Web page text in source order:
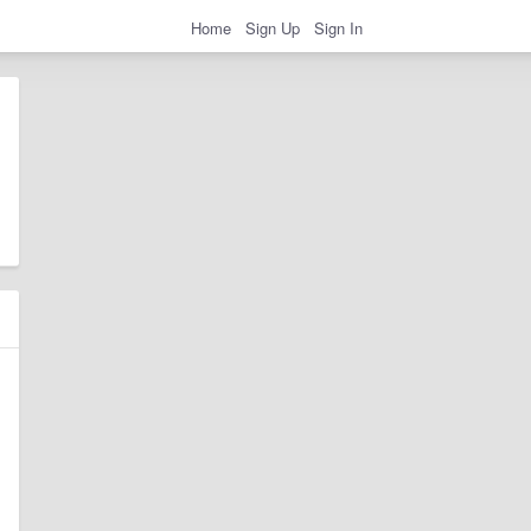
Home Sign Up Sign In